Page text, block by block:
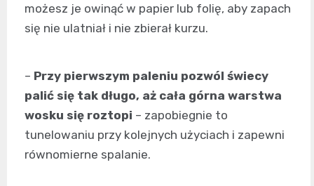
możesz je owinąć w papier lub folię, aby zapach
się nie ulatniał i nie zbierał kurzu.
– Przy pierwszym paleniu pozwól świecy
palić się tak długo, aż cała górna warstwa
wosku się roztopi – zapobiegnie to
tunelowaniu przy kolejnych użyciach i zapewni
równomierne spalanie.